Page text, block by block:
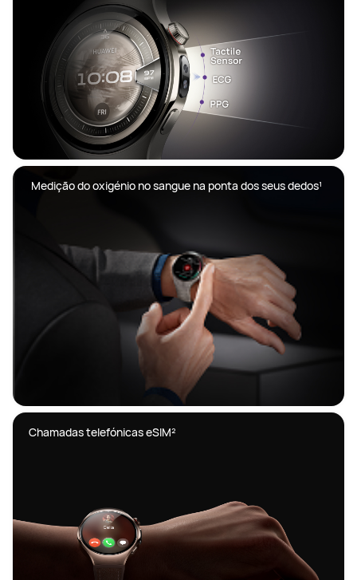
Medição do oxigénio no sangue na ponta dos seus dedos¹